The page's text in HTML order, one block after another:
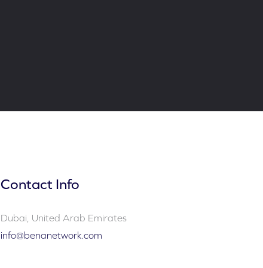
Contact Info
Dubai, United Arab Emirates
info@benanetwork.com